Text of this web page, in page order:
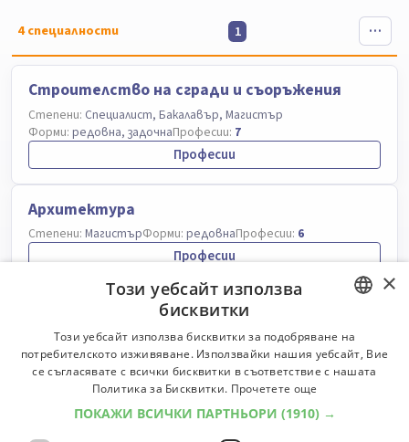
4специалности 1
Строителство на сгради и съоръжения
Степени: Специалист, Бакалавър, Магистър
Форми: редовна, задочнаПрофесии: 7
Професии
Архитектура
Степени: МагистърФорми: редовнаПрофесии: 6
Професии
Строителство и архитектура на сгради и
съоръжения
Степени:БакалавърФорми:редовнаПрофесии:7
Професии
Саниране и дизайн на сгради
BULGARIAN
ENGLISH
×
Този уебсайт използва
бисквитки
Този уебсайт използва бисквитки за подобряване на
потребителското изживяване. Използвайки нашия уебсайт, Вие
се съгласявате с всички бисквитки в съответствие с нашата
Политика за Бисквитки. Прочетете още
ПОКАЖИ ВСИЧКИ ПАРТНЬОРИ (1910) →